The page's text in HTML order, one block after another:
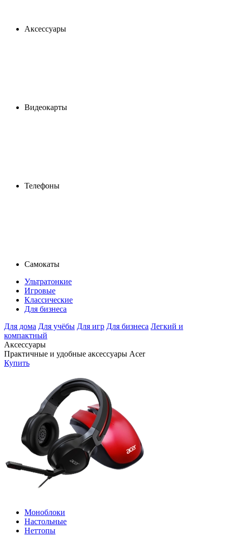
Аксессуары
Видеокарты
Телефоны
Самокаты
Ультратонкие
Игровые
Классические
Для бизнеса
Для дома Для учёбы Для игр Для бизнеса Легкий и
компактный
Аксессуары
Практичные и удобные аксессуары Acer
Купить
Моноблоки
Настольные
Неттопы